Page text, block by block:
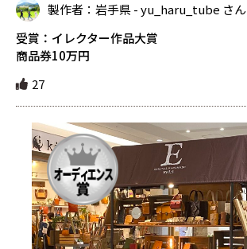
製作者：岩手県 - yu_haru_tube さん
受賞：イレクター作品大賞
商品券10万円
27